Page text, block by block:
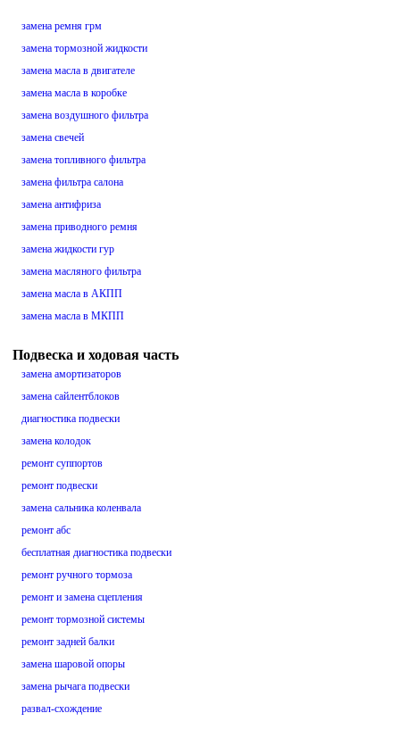
замена ремня грм
замена тормозной жидкости
замена масла в двигателе
замена масла в коробке
замена воздушного фильтра
замена свечей
замена топливного фильтра
замена фильтра салона
замена антифриза
замена приводного ремня
замена жидкости гур
замена масляного фильтра
замена масла в АКПП
замена масла в МКПП
Подвеска и ходовая часть
замена амортизаторов
замена сайлентблоков
диагностика подвески
замена колодок
ремонт суппортов
ремонт подвески
замена сальника коленвала
ремонт абс
бесплатная диагностика подвески
ремонт ручного тормоза
ремонт и замена сцепления
ремонт тормозной системы
ремонт задней балки
замена шаровой опоры
замена рычага подвески
развал-схождение